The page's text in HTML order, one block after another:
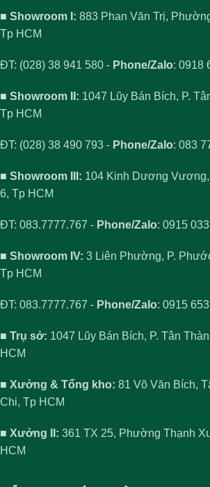
■ Showroom I: 883 Phan Văn Trị,
Tp HCM
ĐT: (028) 38 941 580 - Phone/Zalo: 0918
■ Showroom II: 1047 Lũy Bán Bích, P.
Tp HCM
ĐT: (028) 38 490 793 - Phone/Zalo: 083
■ Showroom III: 104 Kinh Dương
6, Tp HCM
ĐT: 083.7777.767 - Phone/Zalo: 0915
■ Showroom IV: 3 Liên Phường, P.
Tp HCM
ĐT: 083.7777.767 - Phone/Zalo: 0915
■ Trụ sở: 1047 Lũy Bán Bích, P. Tân
HCM
■ Xưởng & Tổng kho: 81 Võ Văn Bích,
Chi, Tp HCM
■ Xưởng II: 361 TX 25, Phường Thạnh
HCM